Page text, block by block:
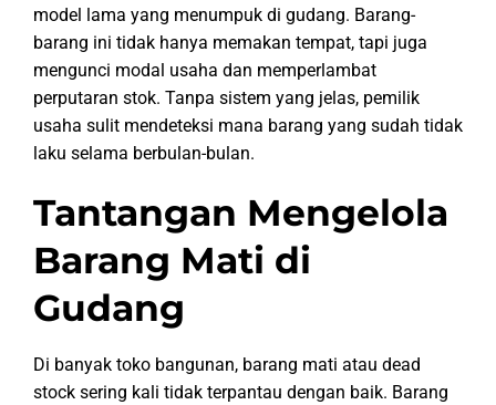
model lama yang menumpuk di gudang. Barang-
barang ini tidak hanya memakan tempat, tapi juga
mengunci modal usaha dan memperlambat
perputaran stok. Tanpa sistem yang jelas, pemilik
usaha sulit mendeteksi mana barang yang sudah tidak
laku selama berbulan-bulan.
Tantangan Mengelola
Barang Mati di
Gudang
Di banyak toko bangunan, barang mati atau dead
stock sering kali tidak terpantau dengan baik. Barang